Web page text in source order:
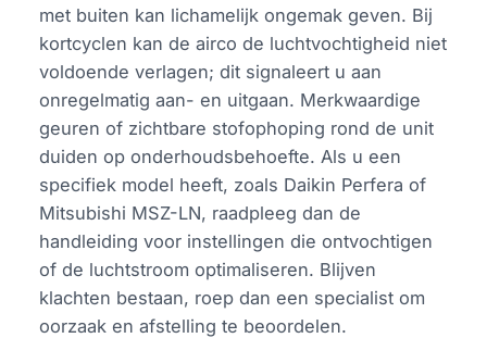
met buiten kan lichamelijk ongemak geven. Bij
kortcyclen kan de airco de luchtvochtigheid niet
voldoende verlagen; dit signaleert u aan
onregelmatig aan- en uitgaan. Merkwaardige
geuren of zichtbare stofophoping rond de unit
duiden op onderhoudsbehoefte. Als u een
specifiek model heeft, zoals Daikin Perfera of
Mitsubishi MSZ-LN, raadpleeg dan de
handleiding voor instellingen die ontvochtigen
of de luchtstroom optimaliseren. Blijven
klachten bestaan, roep dan een specialist om
oorzaak en afstelling te beoordelen.